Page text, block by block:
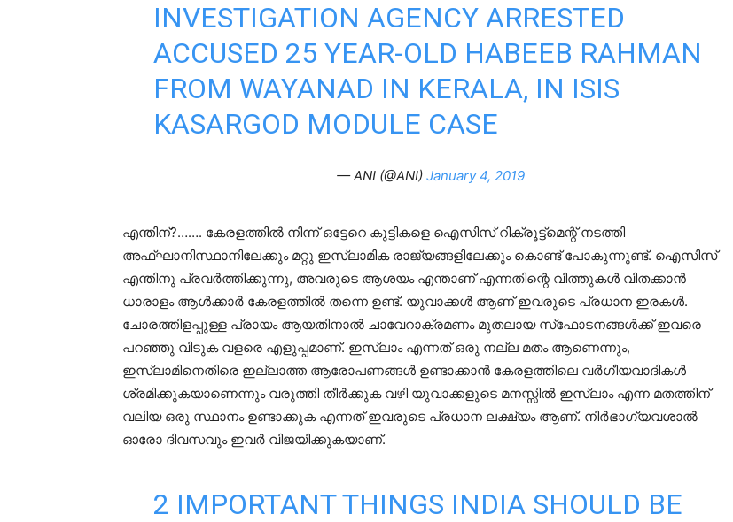
INVESTIGATION AGENCY ARRESTED
ACCUSED 25 YEAR-OLD HABEEB RAHMAN
FROM WAYANAD IN KERALA, IN ISIS
KASARGOD MODULE CASE
— ANI (@ANI) January 4, 2019
എന്തിന്?……. കേരളത്തിൽ നിന്ന് ഒട്ടേറെ കുട്ടികളെ ഐസിസ് റിക്രൂട്ട്മെന്റ് നടത്തി
അഫ്ഘാനിസ്ഥാനിലേക്കും മറ്റു ഇസ്‌ലാമിക രാജ്യങ്ങളിലേക്കും കൊണ്ട് പോകുന്നുണ്ട്. ഐസിസ്
എന്തിനു പ്രവർത്തിക്കുന്നു, അവരുടെ ആശയം എന്താണ് എന്നതിന്റെ വിത്തുകൾ വിതക്കാൻ
ധാരാളം ആൾക്കാർ കേരളത്തിൽ തന്നെ ഉണ്ട്. യുവാക്കൾ ആണ് ഇവരുടെ പ്രധാന ഇരകൾ.
ചോരത്തിളപ്പുള്ള പ്രായം ആയതിനാൽ ചാവേറാക്രമണം മുതലായ സ്‌ഫോടനങ്ങൾക്ക് ഇവരെ
പറഞ്ഞു വിടുക വളരെ എളുപ്പമാണ്. ഇസ്‌ലാം എന്നത് ഒരു നല്ല മതം ആണെന്നും,
ഇസ്‌ലാമിനെതിരെ ഇല്ലാത്ത ആരോപണങ്ങൾ ഉണ്ടാക്കാൻ കേരളത്തിലെ വർഗീയവാദികൾ
ശ്രമിക്കുകയാണെന്നും വരുത്തി തീർക്കുക വഴി യുവാക്കളുടെ മനസ്സിൽ ഇസ്‌ലാം എന്ന മതത്തിന്
വലിയ ഒരു സ്ഥാനം ഉണ്ടാക്കുക എന്നത് ഇവരുടെ പ്രധാന ലക്ഷ്യം ആണ്. നിർഭാഗ്യവശാൽ
ഓരോ ദിവസവും ഇവർ വിജയിക്കുകയാണ്.
2 IMPORTANT THINGS INDIA SHOULD BE